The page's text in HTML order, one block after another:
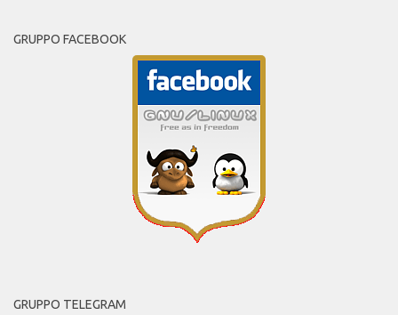
GRUPPO FACEBOOK
GRUPPO TELEGRAM